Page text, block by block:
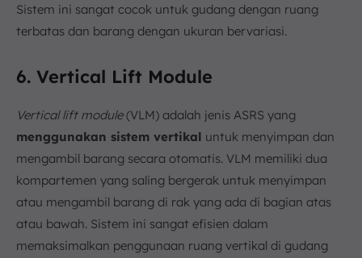
Sistem ini sangat cocok untuk gudang dengan ruang
terbatas dan barang dengan ukuran bervariasi.
6. Vertical Lift Module
Vertical lift module(VLM) adalah jenis ASRS yang
menggunakan sistem vertikal untuk menyimpan dan
mengambil barang secara otomatis. VLM memiliki dua
kompartemen yang saling bergerak untuk menyimpan
atau mengambil barang di rak yang ada di bagian atas
atau bawah. Sistem ini sangat efisien dalam
memaksimalkan penggunaan ruang vertikal di gudang